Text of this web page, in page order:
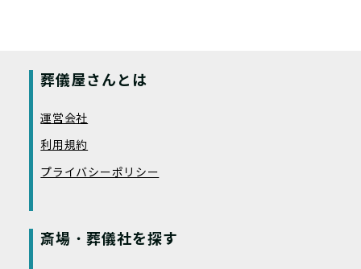
葬儀屋さんとは
運営会社
利用規約
プライバシーポリシー
斎場・葬儀社を探す